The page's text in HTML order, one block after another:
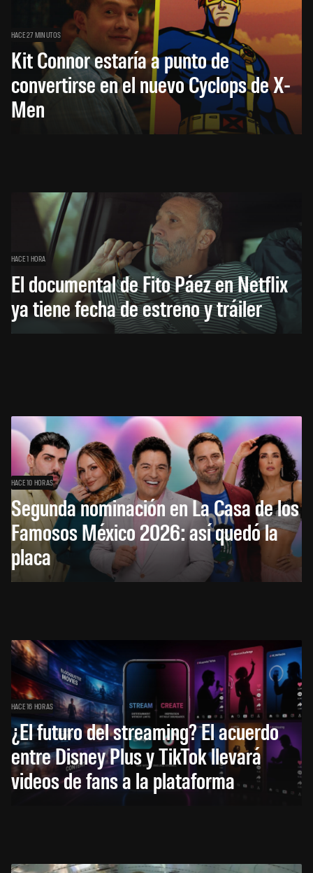
HACE 27 MINUTOS
Kit Connor estaría a punto de
convertirse en el nuevo Cyclops de X-
Men
HACE 1 HORA
El documental de Fito Páez en Netflix
ya tiene fecha de estreno y tráiler
HACE 10 HORAS
Segunda nominación en La Casa de los
Famosos México 2026: así quedó la
placa
HACE 16 HORAS
¿El futuro del streaming? El acuerdo
entre Disney Plus y TikTok llevará
videos de fans a la plataforma